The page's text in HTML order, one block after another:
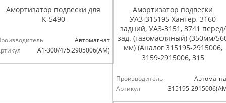
Амортизатор подвески для
К-5490
Автомагнат
А1-300/475.2905006(АМ)
Амортизатор подвески
УАЗ-315195 Хантер, 3160
задний, УАЗ-3151, 3741 перед/
зад. (газомасляный) (350мм/
мм) (Аналог 315195-2915006,
3159-2915006, 315
Производитель
Артикул
315195-